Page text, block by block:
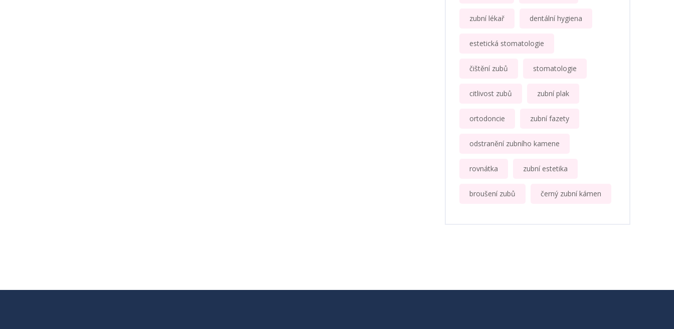
zubní lékař dentální hygiena
estetická stomatologie
čištění zubů stomatologie
citlivost zubů zubní plak
ortodoncie zubní fazety
odstranění zubního kamene
rovnátka zubní estetika
broušení zubů černý zubní kámen